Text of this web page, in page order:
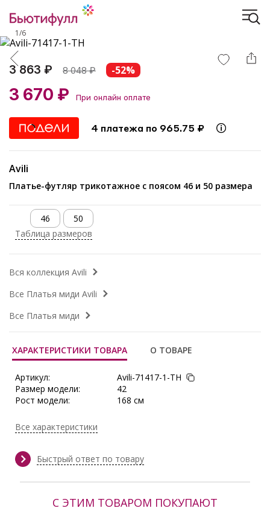
1/6
3 863 ₽ 8 048₽ -52%
3 670 ₽ При онлайн оплате
4 платежа по 965.75 ₽
Avili
Платье-футляр трикотажное с поясом 46 и 50 размера
46
50
Таблица размеров
Вся коллекция Avili
Все Платья миди Avili
Все Платья миди
ХАРАКТЕРИСТИКИ ТОВАРА О ТОВАРЕ
Артикул:
Avili-71417-1-ТН
Размер модели:
42
Рост модели:
168 см
Тип ткани:
Осень/Зима
Производитель:
Все характеристики
Быстрый ответ по товару
С ЭТИМ ТОВАРОМ ПОКУПАЮТ